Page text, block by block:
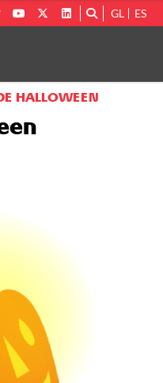
GL ES
HALLOWEEN